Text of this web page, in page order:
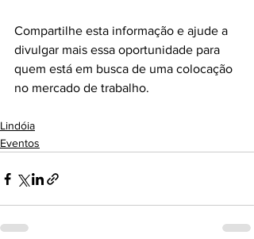
Compartilhe esta informação e ajude a
divulgar mais essa oportunidade para
quem está em busca de uma colocação
no mercado de trabalho.
Lindóia
Eventos